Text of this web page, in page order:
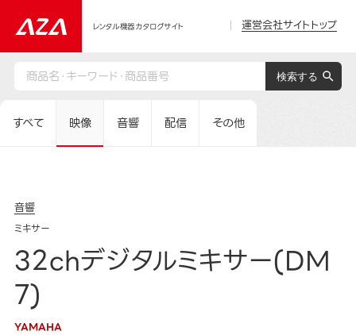
レンタル機器カタログサイト 運営会社サイトトップ
すべて 映像 音響 配信 その他
音響
ミキサー
32chデジタルミキサー(DM
7)
YAMAHA